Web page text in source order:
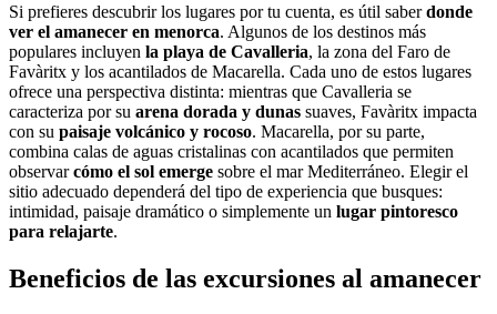
Si prefieres descubrir los lugares por tu cuenta, es útil saberdonde
ver el amanecer en menorca. Algunos de los destinos más
populares incluyen la playa de Cavalleria, la zona del Faro de
Favàritx y los acantilados de Macarella. Cada uno de estos lugares
ofrece una perspectiva distinta: mientras que Cavalleria se
caracteriza por su arena dorada y dunas suaves, Favàritx impacta
con su paisaje volcánico y rocoso. Macarella, por su parte,
combina calas de aguas cristalinas con acantilados que permiten
observarcómo el sol emerge sobre el mar Mediterráneo. Elegir el
sitio adecuado dependerá del tipo de experiencia que busques:
intimidad, paisaje dramático o simplemente un lugar pintoresco
para relajarte.
Beneficios de las excursiones al amanecer